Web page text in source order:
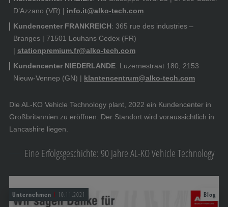
D’Azzano (VR) | info.it@alko-tech.com
Kundencenter FRANKREICH: 365 rue des industries –
Branges | 71501 Louhans Cedex (FR)
| stationpremium.fr@alko-tech.com
Kundencenter NIEDERLANDE: Luzernestraat 180, 2153
Nieuw-Vennep (GN) | klantencentrum@alko-tech.com
Die AL-KO Vehicle Technology plant, 2022 ein Kundencenter in
Großbritannien zu eröffnen. Der Standort wird voraussichtlich in
Lancashire liegen.
Eine Erfolgsgeschichte: 90 Jahre AL-KO Vehicle Technology
Unternehmen 10.11.2021 Blog